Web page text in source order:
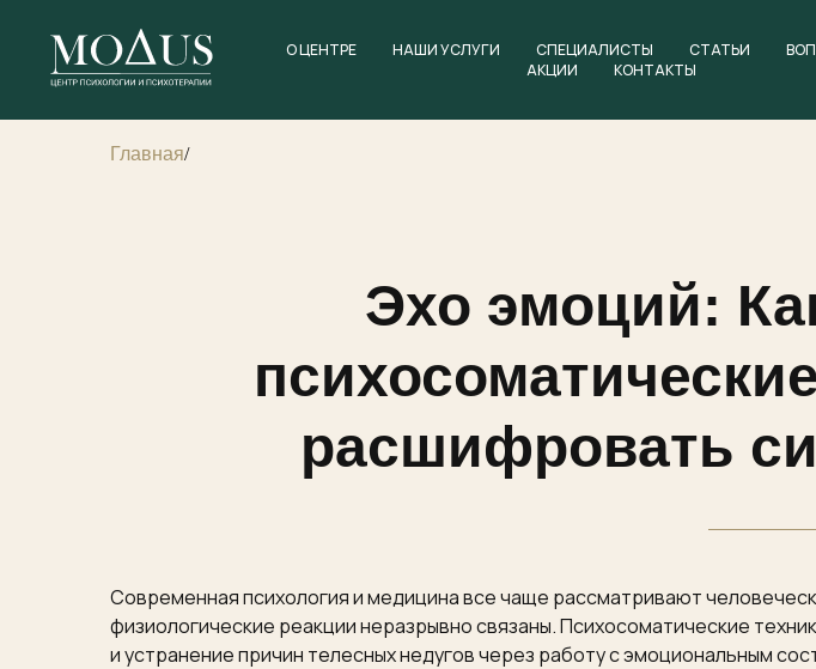
О ЦЕНТРЕ НАШИ УСЛУГИ СПЕЦИАЛИСТЫ СТАТЬИ
АКЦИИ
КОНТАКТЫ
Главная/
Эхо эмоций:
расшифровать
Современная психология и медицина все чаще рассматривают
физиологические реакции неразрывно связаны. Психосоматические
и устранение причин телесных недугов через работу с эмоциональным